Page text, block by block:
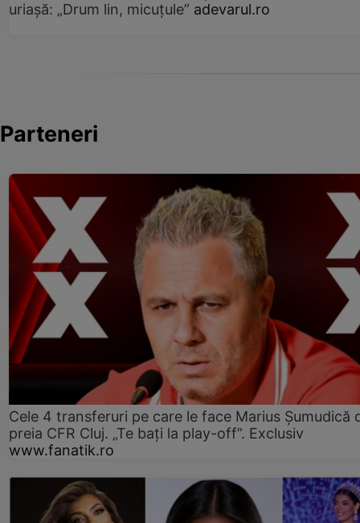
uriașă: „Drum lin, micuțule” adevarul.ro
Parteneri
Cele 4 transferuri pe care le face Marius Șumudică
preia CFR Cluj. „Te bați la play-off”. Exclusiv
www.fanatik.ro